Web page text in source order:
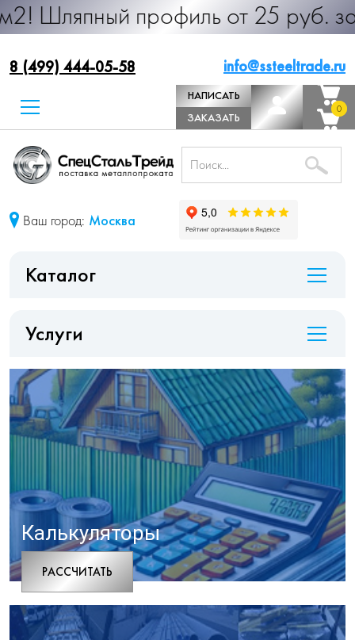
профиль от 25 руб. за м.п.
8 (499) 444-05-58 info@ssteeltrade.ru
НАПИСАТЬ
ДИРЕКТОРУ
ЗАКАЗАТЬ
ЗВОНОК
0
0
Ваш город: Москва
Каталог
Услуги
Калькуляторы
РАCСЧИТАТЬ